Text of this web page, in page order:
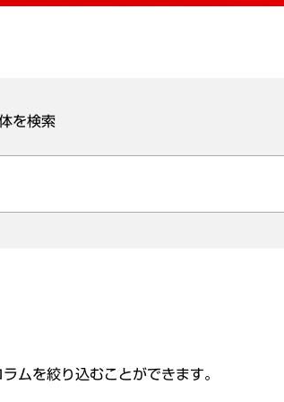
を検索
ムを絞り込むことができます。